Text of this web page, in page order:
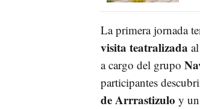
La primera jornada
visita teatralizada
a cargo del grupo
participantes
de Arrrastizulo y